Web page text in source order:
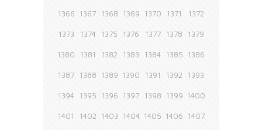
1366 1367 1368 1369 1370 1371 1372
1373 1374 1375 1376 1377 1378 1379
1380 1381 1382 1383 1384 1385 1386
1387 1388 1389 1390 1391 1392 1393
1394 1395 1396 1397 1398 1399 1400
1401 1402 1403 1404 1405 1406 1407